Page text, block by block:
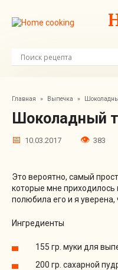
контенту
Главная » Выпечка »
Шоколадный
10.03.2017 383
Это вероятно, самый
которые мне приходилось
полюбила его и я
Ингредиенты
155 гр. муки для
200 гр. сахарной